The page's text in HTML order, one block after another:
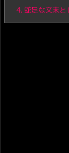
4. 蛇足な文末